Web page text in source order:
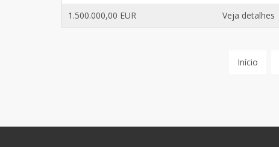
1.500.000,00 EUR Veja detalhes
Início